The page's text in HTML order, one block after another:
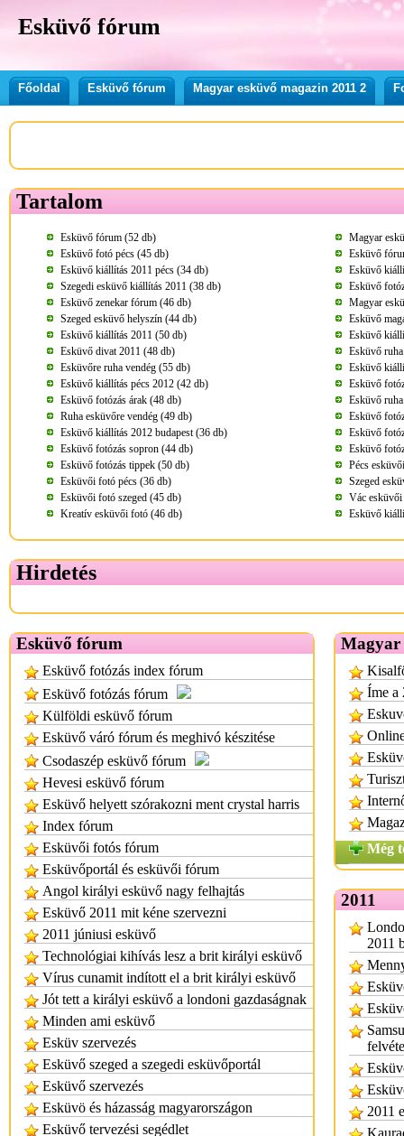
Esküvő fórum
Főoldal Esküvő fórum Magyar esküvő magazin 2011 2
Tartalom
Esküvő fórum (52 db)
Magyar
Esküvő fotó pécs (45 db)
Esküvő
Esküvő kiállítás 2011 pécs (34 db)
Esküvő
Szegedi esküvő kiállítás 2011 (38 db)
Esküvő
Esküvő zenekar fórum (46 db)
Magyar
Szeged esküvő helyszín (44 db)
Esküvő
Esküvő kiállítás 2011 (50 db)
Esküvő
Esküvő divat 2011 (48 db)
Esküvő
Esküvőre ruha vendég (55 db)
Esküvő
Esküvő kiállítás pécs 2012 (42 db)
Esküvő
Esküvő fotózás árak (48 db)
Esküvő
Ruha esküvőre vendég (49 db)
Esküvő
Esküvő kiállítás 2012 budapest (36 db)
Esküvő
Esküvő fotózás sopron (44 db)
Esküvő
Esküvő fotózás tippek (50 db)
Pécs
Esküvői fotó pécs (36 db)
Szeged
Esküvői fotó szeged (45 db)
Vác
Kreatív esküvői fotó (46 db)
Esküvő
Hirdetés
Esküvő fórum
Esküvő fotózás index fórum
Esküvő fotózás fórum
Külföldi esküvő fórum
Esküvő váró fórum és meghivó készitése
Csodaszép esküvő fórum
Hevesi esküvő fórum
Esküvő helyett szórakozni ment crystal harris
Index fórum
Esküvői fotós fórum
Esküvőportál és esküvői fórum
Angol királyi esküvő nagy felhajtás
Esküvő 2011 mit kéne szervezni
2011 júniusi esküvő
Technológiai kihívás lesz a brit királyi esküvő
Vírus cunamit indított el a brit királyi esküvő
Jót tett a királyi esküvő a londoni gazdaságnak
Minden ami esküvő
Esküv szervezés
Esküvő szeged a szegedi esküvőportál
Esküvő szervezés
Esküvö és házasság magyarországon
Esküvő tervezési segédlet
Magyar
Íme a
Még
2011
2011
2011